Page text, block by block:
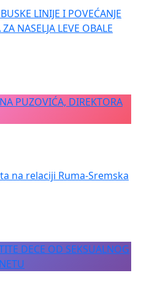
LINIJE I POVEĆANJE
NASELJA LEVE OBALE
PUZOVIĆA, DIREKTORA
na relaciji Ruma-Sremska
DECE OD SEKSUALNOG